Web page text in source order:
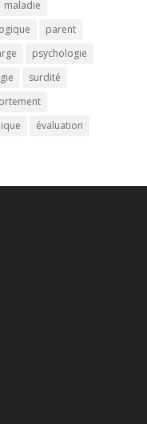
maladie
parent
psychologie
surdité
évaluation